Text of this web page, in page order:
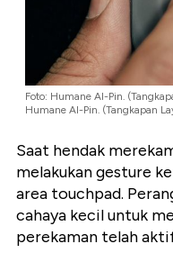
Foto: Humane AI-Pin.
Humane AI-Pin. (Tangkapan
Saat hendak
melakukan gesture
area touchpad.
cahaya kecil untuk
perekaman telah